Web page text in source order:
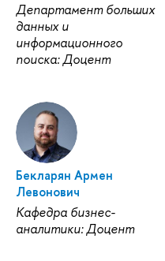
Департамент больших
данных и
информационного
поиска: Доцент
Бекларян Армен
Левонович
Кафедра бизнес-
аналитики: Доцент